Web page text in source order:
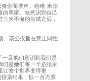
份而噤声。哈维·米尔
的商家。在意识到自己
次不懈的尝试之后，
，该公投旨在禁止同性
一旦他们意识到我们是
们是她们每一个必须永
让整个世界变得更
票结果，以一百万票